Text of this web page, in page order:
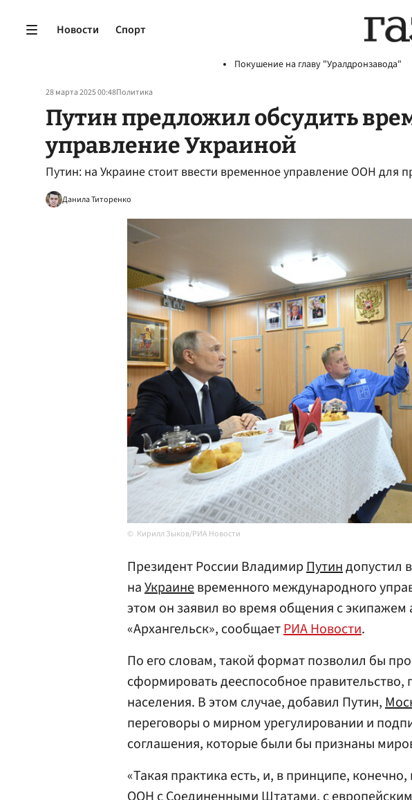
Новости Спорт
Покушение на главу "Уралдронзавода"
28 марта 2025 00:48Политика
Путин предложил обсудить
управление Украиной
Путин: на Украине стоит ввести временное управление ООН для
Данила Титоренко
Кирилл Зыков/РИА Новости
Президент России ВладимирПутиндопустил
наУкраиневременного международного
этом он заявил во время общения с
«Архангельск», сообщаетРИА Новости.
По его словам, такой формат позволил бы
сформировать дееспособное
населения. В этом случае, добавил Путин,
переговоры о мирном урегулировании и
соглашения, которые были бы признаны
«Такая практика есть, и, в принципе,